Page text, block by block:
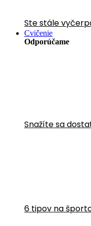
Ste stále
Cvičenie
Odporúčame
Snažíte sa
6 tipov na